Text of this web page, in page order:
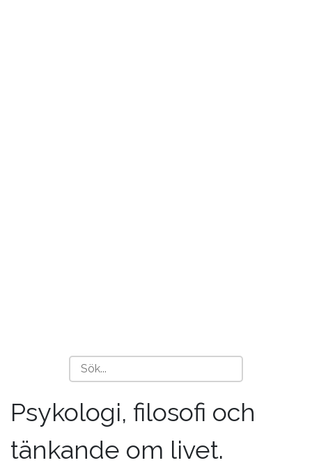
Psykologi, filosofi och
tänkande om livet.